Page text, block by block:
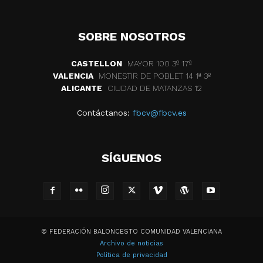
SOBRE NOSOTROS
CASTELLON
MAYOR 100 3º 17ª
VALENCIA
MONESTIR DE POBLET 14 1ª 3º
ALICANTE
CIUDAD DE MATANZAS 12
Contáctanos: fbcv@fbcv.es
SÍGUENOS
© FEDERACIÓN BALONCESTO COMUNIDAD VALENCIANA
Archivo de noticias
Política de privacidad